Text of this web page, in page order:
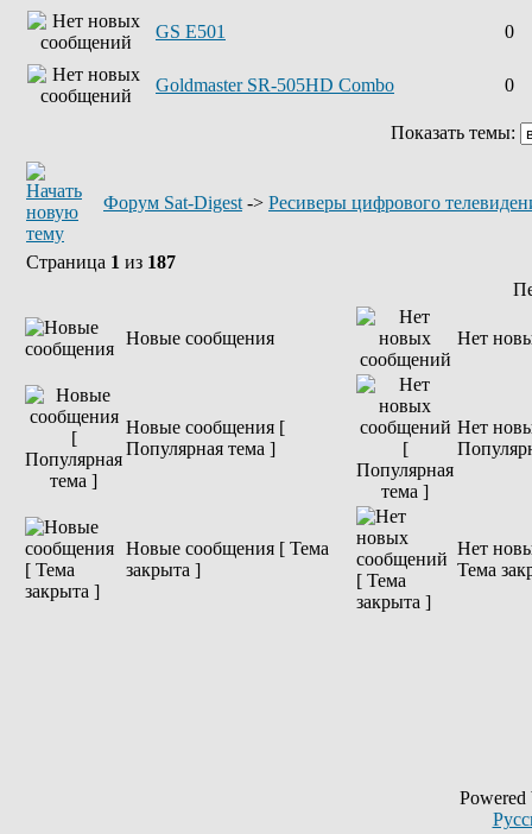
GS E501 0
Goldmaster SR-505HD Combo 0
Показать темы:
Форум Sat-Digest -> Ресиверы цифрового
Страница 1 из 187
Новые сообщения Нет
Новые сообщения [
Популярная тема ]
Нет
Новые сообщения [ Тема
закрыта ]
Нет
Тема